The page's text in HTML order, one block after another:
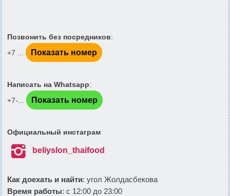
Позвонить без посредников:
+7 ...
Показать номер
Написать на Whatsapp:
+7-...
Показать номер
Официальный инстаграм
 beliyslon_thaifood
Как доехать и найти: угол Жолдасбекова
Время работы: с 12:00 до 23:00